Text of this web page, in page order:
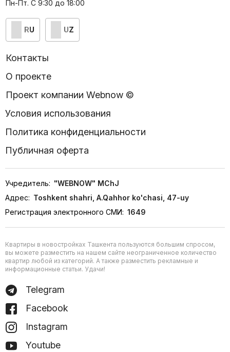
Пн-Пт. С 9:30 до 18:00
RU UZ
Контакты
О проекте
Проект компании Webnow ©
Условия использования
Политика конфиденциальности
Публичная оферта
Учредитель: "WEBNOW" MChJ
Адрес: Toshkent shahri, A.Qahhor ko'chasi, 47-uy
Регистрация электронного СМИ: 1649
Квартиры в новостройках Ташкента пользуются большим спросом,
вы можете разместить на нашем сайте неограниченное количество
квартир любой из категорий. А также разместить рекламные и
информационные статьи. Удачи!
Telegram
Facebook
Instagram
Youtube